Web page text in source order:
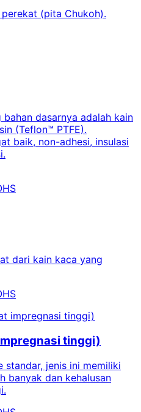
(pita Chukoh).
dasarnya adalah kain
(Teflon™ PTFE).
baik, non-adhesi, insulasi
dari kain kaca yang
tinggi)
standar, jenis ini memiliki
banyak dan kehalusan